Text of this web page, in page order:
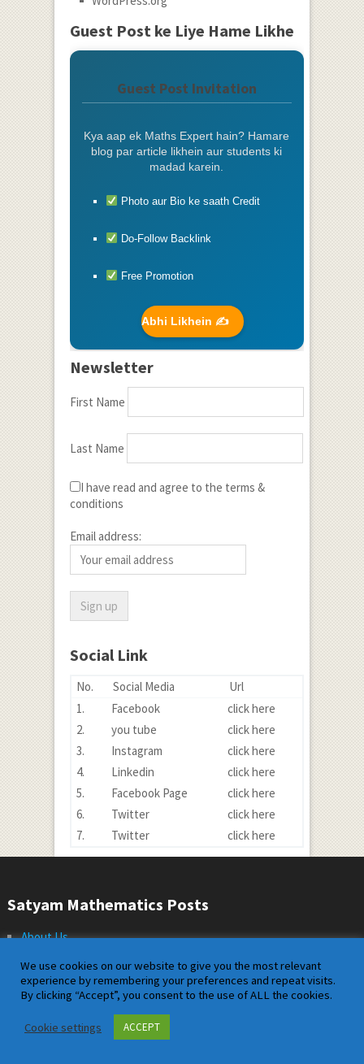
Guest Post ke Liye Hame Likhe
Guest Post Invitation
Kya aap ek Maths Expert hain? Hamare
blog par article likhein aur students ki
madad karein.
Photo aur Bio ke saath Credit
Do-Follow Backlink
Free Promotion
Abhi Likhein ✍️
Newsletter
First Name
Last Name
I have read and agree to the terms &
conditions
Email address:
Social Link
No. Social Media
Url
1.
Facebook
click here
2.
you tube
click here
3.
Instagram
click here
4.
Linkedin
click here
5.
Facebook Page
click here
6.
Twitter
click here
7.
Twitter click here
Satyam Mathematics Posts
About Us
Contact us
Disclaimer
Sitemap
We use cookies on our website to give you the most relevant
experience by remembering your preferences and repeat visits.
By clicking “Accept”, you consent to the use of ALL the cookies.
Cookie settings ACCEPT